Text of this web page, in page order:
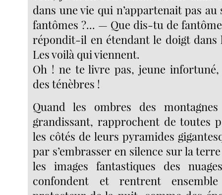
dans une vie qui n’appartenait pas
fantômes ?... — Que dis-tu de
répondit-il en étendant le doigt dans
Les voilà qui viennent.
Oh ! ne te livre pas, jeune
des ténèbres !
Quand les ombres des
grandissant, rapprochent de toutes
les côtés de leurs pyramides
par s’embrasser en silence sur la
les images fantastiques des
confondent et rentrent